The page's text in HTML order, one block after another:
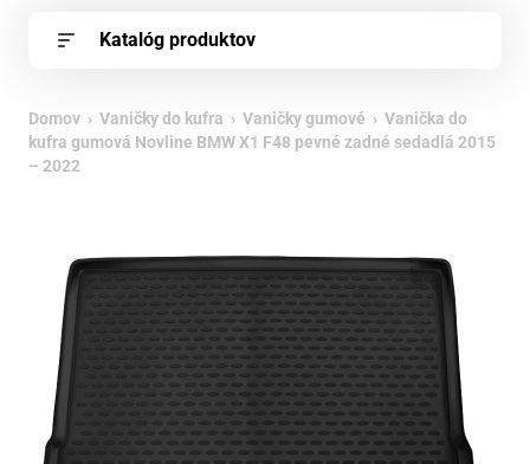
Katalóg produktov
Domov › Vaničky do kufra › Vaničky gumové › Vanička do
kufra gumová Novline BMW X1 F48 pevné zadné sedadlá 2015
– 2022